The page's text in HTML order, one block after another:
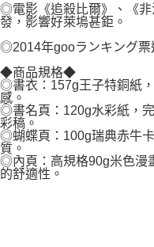
◎電影《追殺比爾》、《非
發，影響好萊塢甚鉅。
◎2014年gooランキング票
◆商品規格◆
◎書衣：157g王子特銅紙
感。
◎書名頁：120g水彩紙，
彩稿。
◎蝴蝶頁：100g瑞典赤牛
質。
◎內頁：高規格90g米色漫
的舒適性。